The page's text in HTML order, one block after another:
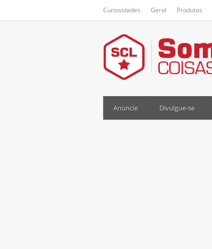
Curiosidades Geral Produtos
Anuncie Divulgue-se